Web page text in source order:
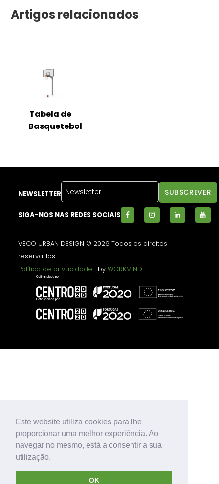
Este website utiliza cookies para lhe
proporcionar uma melhor experiência. Ao
navegar no mesmo, está a consentir a sua
utilização.
OK
Artigos relacionados
Tabela de
Basquetebol
NEWSLETTER
SIGA-NOS NAS REDES SOCIAIS
VECO URBAN DESIGN © 2026 Todos os direitos
reservados.
Política de privacidade | byWORKMIND